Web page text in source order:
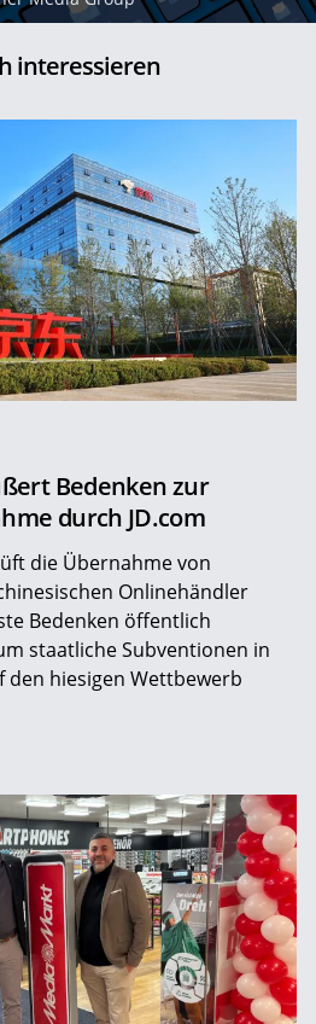
interessieren
Bedenken zur
durch JD.com
die Übernahme von
Onlinehändler
Bedenken öffentlich
staatliche Subventionen in
den hiesigen Wettbewerb